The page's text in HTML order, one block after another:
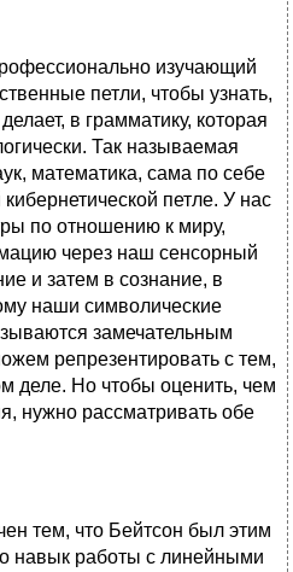
изучающий
петли, чтобы узнать,
в грамматику, которая
Так называемая
математика, сама по себе
петле. У нас
по отношению к миру,
через наш сенсорный
и затем в сознание, в
наши символические
замечательным
репрезентировать с тем,
деле. Но чтобы оценить, чем
нужно рассматривать обе
тем, что Бейтсон был этим
навык работы с линейными